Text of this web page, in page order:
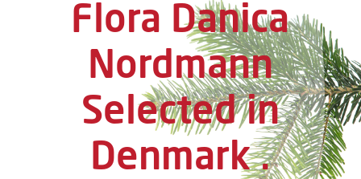
Flora Danica
Nordmann
Selected in
Denmark .